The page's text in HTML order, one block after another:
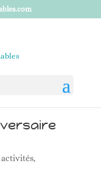
activités,